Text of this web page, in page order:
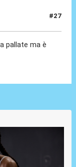
#27
pallate ma è